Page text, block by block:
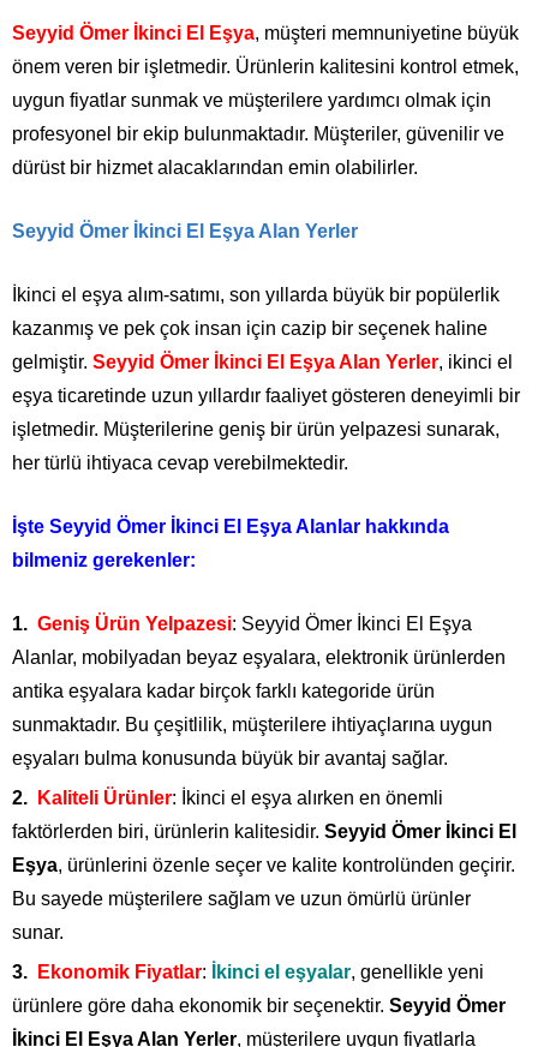
Seyyid Ömer İkinci El Eşya, müşteri memnuniyetine büyük
önem veren bir işletmedir. Ürünlerin kalitesini kontrol etmek,
uygun fiyatlar sunmak ve müşterilere yardımcı olmak için
profesyonel bir ekip bulunmaktadır. Müşteriler, güvenilir ve
dürüst bir hizmet alacaklarından emin olabilirler.
Seyyid Ömer İkinci El Eşya Alan Yerler
İkinci el eşya alım-satımı, son yıllarda büyük bir popülerlik
kazanmış ve pek çok insan için cazip bir seçenek haline
gelmiştir. Seyyid Ömer İkinci El Eşya Alan Yerler, ikinci el
eşya ticaretinde uzun yıllardır faaliyet gösteren deneyimli bir
işletmedir. Müşterilerine geniş bir ürün yelpazesi sunarak,
her türlü ihtiyaca cevap verebilmektedir.
İşte Seyyid Ömer İkinci El Eşya Alanlar hakkında
bilmeniz gerekenler:
Geniş Ürün Yelpazesi: Seyyid Ömer İkinci El Eşya
Alanlar, mobilyadan beyaz eşyalara, elektronik ürünlerden
antika eşyalara kadar birçok farklı kategoride ürün
sunmaktadır. Bu çeşitlilik, müşterilere ihtiyaçlarına uygun
eşyaları bulma konusunda büyük bir avantaj sağlar.
Kaliteli Ürünler: İkinci el eşya alırken en önemli
faktörlerden biri, ürünlerin kalitesidir. Seyyid Ömer İkinci El
Eşya, ürünlerini özenle seçer ve kalite kontrolünden geçirir.
Bu sayede müşterilere sağlam ve uzun ömürlü ürünler
sunar.
Ekonomik Fiyatlar: İkinci el eşyalar, genellikle yeni
ürünlere göre daha ekonomik bir seçenektir. Seyyid Ömer
İkinci El Eşya Alan Yerler, müşterilere uygun fiyatlarla